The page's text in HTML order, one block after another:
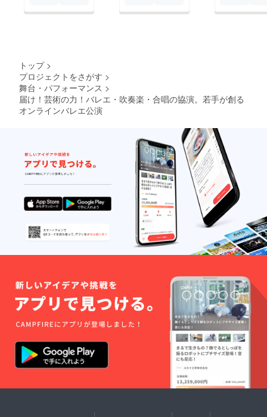
トップ >
プロジェクトをさがす >
舞台・パフォーマンス >
届け！芸術の力！バレエ・吹奏楽・合唱の協演。若手が創る
オンラインバレエ公演